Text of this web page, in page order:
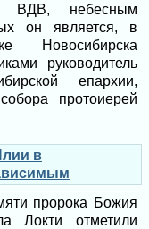
небесным
он является, в
Новосибирска
руководитель
епархии,
протоиерей
в
пророка Божия
Локти отметили